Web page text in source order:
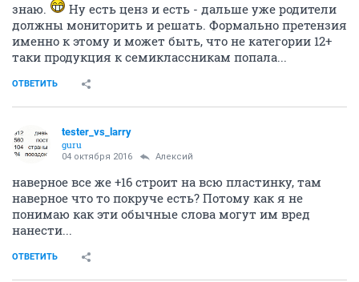
знаю.
Ну есть ценз и есть - дальше уже родители
должны мониторить и решать. Формально претензия
именно к этому и может быть, что не категории 12+
таки продукция к семиклассникам попала...
ОТВЕТИТЬ
tester_vs_larry
guru
04 октября 2016 Алексий
наверное все же +16 строит на всю пластинку, там
наверное что то покруче есть? Потому как я не
понимаю как эти обычные слова могут им вред
нанести...
ОТВЕТИТЬ